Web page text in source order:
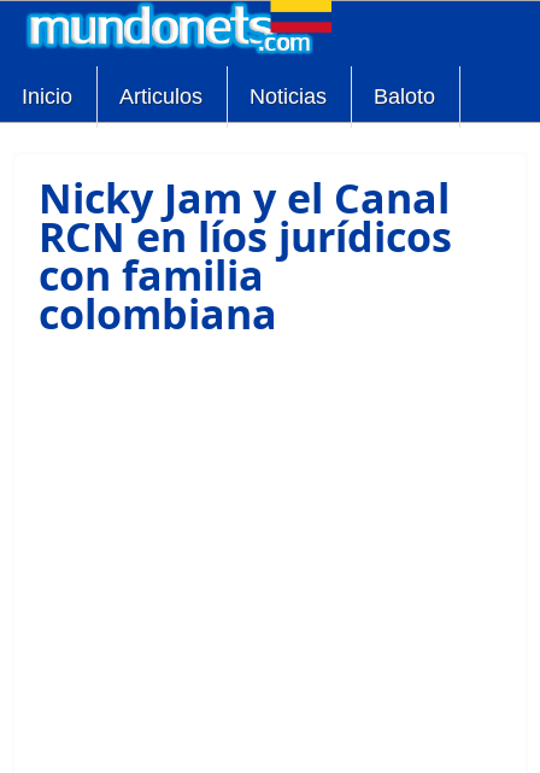
Inicio Articulos Noticias Baloto
Nicky Jam y el Canal
RCN en líos jurídicos
con familia
colombiana